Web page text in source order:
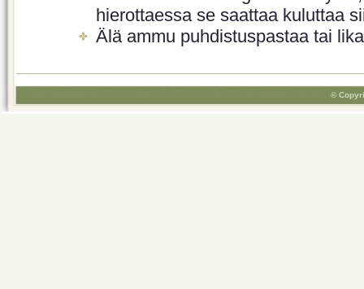
hierottaessa se saattaa kuluttaa
Älä ammu puhdistuspastaa tai
©